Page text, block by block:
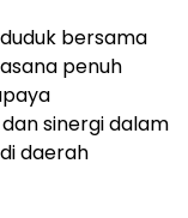
bersama
penuh
sinergi dalam
daerah